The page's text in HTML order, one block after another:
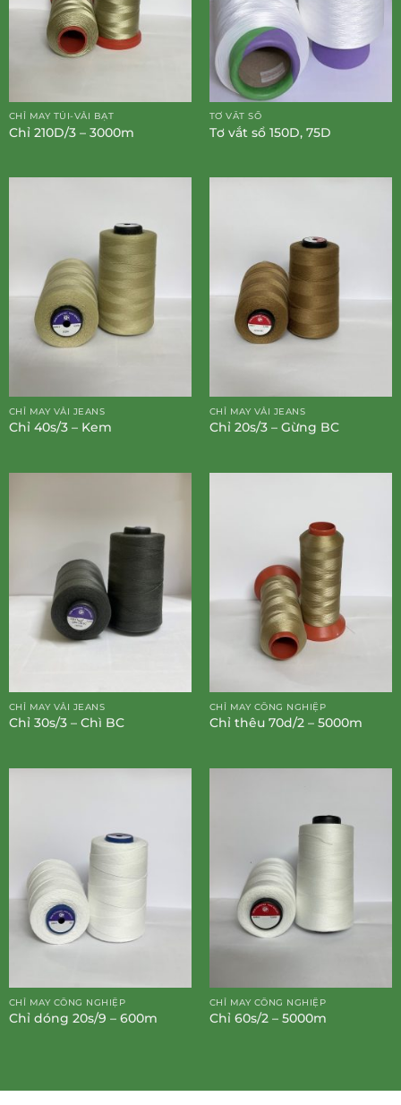
CHỈ MAY TÚI-VẢI BẠT
Chỉ 210D/3 – 3000m
TƠ VẮT SỔ
Tơ vắt sổ 150D, 75D
CHỈ MAY VẢI JEANS
Chỉ 40s/3 – Kem
CHỈ MAY VẢI JEANS
Chỉ 20s/3 – Gừng BC
CHỈ MAY VẢI JEANS
Chỉ 30s/3 – Chì BC
CHỈ MAY CÔNG NGHIỆP
Chỉ thêu 70d/2 – 5000m
CHỈ MAY CÔNG NGHIỆP
Chỉ dóng 20s/9 – 600m
CHỈ MAY CÔNG NGHIỆP
Chỉ 60s/2 – 5000m